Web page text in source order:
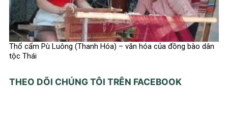
Thổ cẩm Pù Luông (Thanh Hóa) – văn hóa của đồng bào dân
tộc Thái
THEO DÕI CHÚNG TÔI TRÊN FACEBOOK